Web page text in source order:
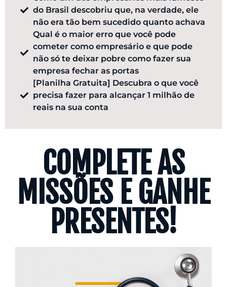
do Brasil descobriu que, na verdade, ele
não era tão bem sucedido quanto achava
Qual é o maior erro que você pode
cometer como empresário e que pode
não só te deixar pobre como fazer sua
empresa fechar as portas
​[Planilha Gratuita] Descubra o que você
precisa fazer para alcançar 1 milhão de
reais na sua conta
COMPLETE AS
MISSÕES E GANHE
PRESENTES!